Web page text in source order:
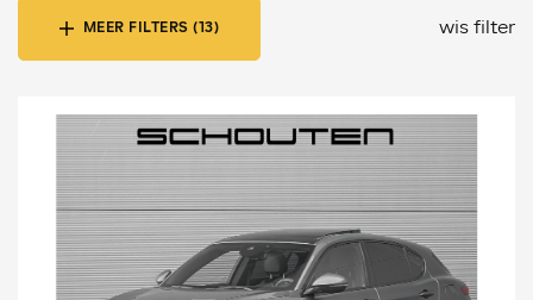
MEER FILTERS (13) wis filter